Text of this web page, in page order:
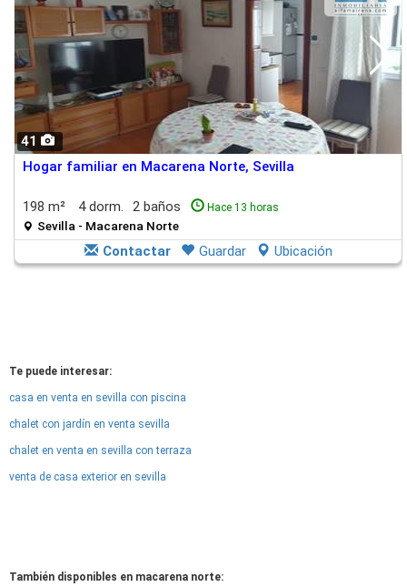
41
Hogar familiar en Macarena Norte, Sevilla
198 m² 4 dorm. 2 baños Hace 13 horas
Sevilla - Macarena Norte
Contactar Guardar Ubicación
Te puede interesar:
casa en venta en sevilla con piscina
chalet con jardín en venta sevilla
chalet en venta en sevilla con terraza
venta de casa exterior en sevilla
También disponibles en macarena norte: